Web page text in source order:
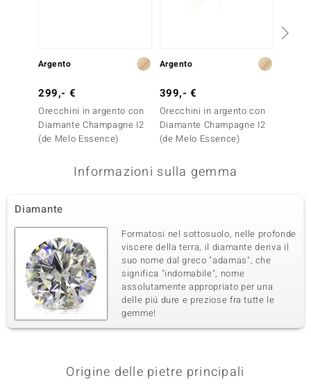
Argento
299,- €
Orecchini in argento con
Diamante Champagne I2
(de Melo Essence)
Argento
399,- €
Orecchini in argento con
Diamante Champagne I2
(de Melo Essence)
Informazioni sulla gemma
Diamante
Formatosi nel sottosuolo, nelle profonde
viscere della terra, il diamante deriva il
suo nome dal greco "adamas", che
significa "indomabile", nome
assolutamente appropriato per una
delle piú dure e preziose fra tutte le
gemme!
Origine delle pietre principali